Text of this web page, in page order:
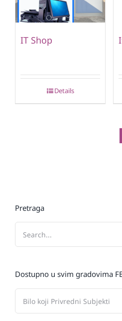
IT Shop
Details
Pretraga
Dostupno u svim gradovima